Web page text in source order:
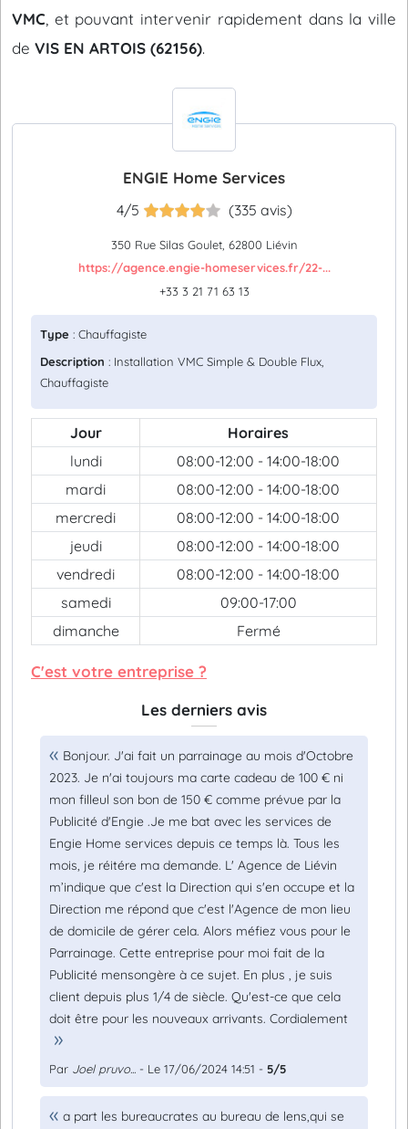
VMC , et pouvant intervenir rapidement dans la ville
de VIS EN ARTOIS (62156).
ENGIE Home Services
4/5 (335 avis)
350 Rue Silas Goulet, 62800 Liévin
https://agence.engie-homeservices.fr/22-...
+33 3 21 71 63 13
Type : Chauffagiste
Description : Installation VMC Simple & Double Flux,
Chauffagiste
Jour
Horaires
lundi
08:00-12:00 - 14:00-18:00
mardi
08:00-12:00 - 14:00-18:00
mercredi
08:00-12:00 - 14:00-18:00
jeudi
08:00-12:00 - 14:00-18:00
vendredi
08:00-12:00 - 14:00-18:00
samedi
09:00-17:00
dimanche
Fermé
C'est votre entreprise ?
Les derniers avis
Bonjour. J'ai fait un parrainage au mois d'Octobre
2023. Je n'ai toujours ma carte cadeau de 100 € ni
mon filleul son bon de 150 € comme prévue par la
Publicité d'Engie .Je me bat avec les services de
Engie Home services depuis ce temps là. Tous les
mois, je réitére ma demande. L' Agence de Liévin
m’indique que c'est la Direction qui s'en occupe et la
Direction me répond que c'est l'Agence de mon lieu
de domicile de gérer cela. Alors méfiez vous pour le
Parrainage. Cette entreprise pour moi fait de la
Publicité mensongère à ce sujet. En plus , je suis
client depuis plus 1/4 de siècle. Qu'est-ce que cela
doit être pour les nouveaux arrivants. Cordialement
Par Joel pruvo... - Le 17/06/2024 14:51 - 5/5
a part les bureaucrates au bureau de lens,qui se